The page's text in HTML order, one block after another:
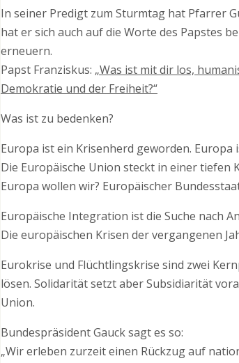
In seiner Predigt zum Sturmtag hat Pfarrer
hat er sich auch auf die Worte des Papstes
erneuern.
Papst Franziskus: „Was ist mit dir los,
Demokratie und der Freiheit?“
Was ist zu bedenken?
Europa ist ein Krisenherd geworden.
Die Europäische Union steckt in einer tiefen
Europa wollen wir? Europäischer
Europäische Integration ist die Suche nach
Die europäischen Krisen der vergangenen
Eurokrise und Flüchtlingskrise sind zwei
lösen. Solidarität setzt aber Subsidiarität
Union.
Bundespräsident Gauck sagt es so:
„Wir erleben zurzeit einen Rückzug auf